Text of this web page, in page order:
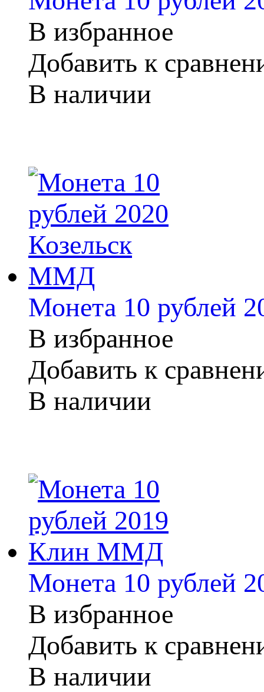
В избранное
Добавить к
В наличии
Монета 10 рублей
В избранное
Добавить к
В наличии
Монета 10 рублей
В избранное
Добавить к
В наличии